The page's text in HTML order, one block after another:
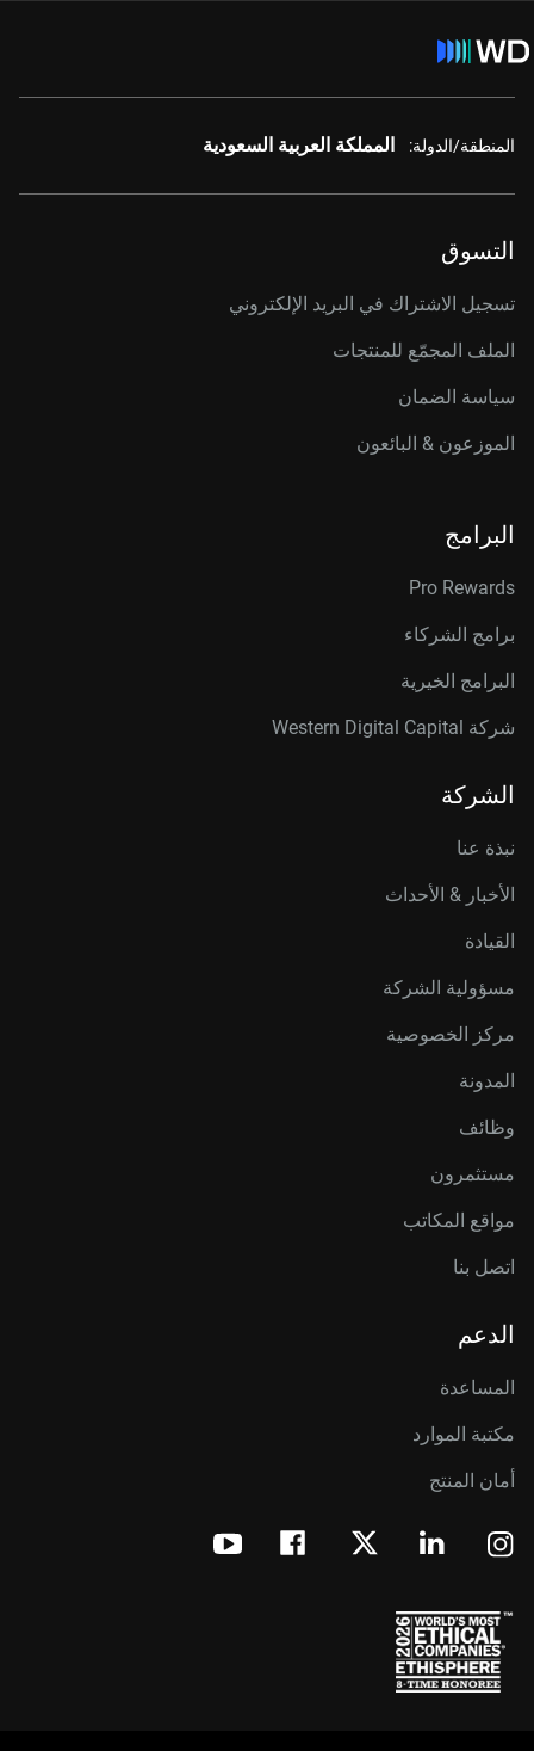
المنطقة/الدولة: المملكة العربية السعودية
التسوق
تسجيل الاشتراك في البريد الإلكتروني
الملف المجمّع للمنتجات
سياسة الضمان
الموزعون & البائعون
البرامج
Pro Rewards
برامج الشركاء
البرامج الخيرية
شركة Western Digital Capital
الشركة
نبذة عنا
الأخبار & الأحداث
القيادة
مسؤولية الشركة
مركز الخصوصية
المدونة
وظائف
مستثمرون
مواقع المكاتب
اتصل بنا
الدعم
المساعدة
مكتبة الموارد
أمان المنتج